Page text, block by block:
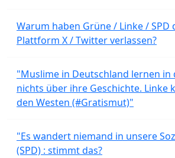
Warum haben Grüne / Linke / SPD
Plattform X / Twitter verlassen?
"Muslime in Deutschland lernen in
nichts über ihre Geschichte. Linke
den Westen (#Gratismut)"
"Es wandert niemand in unsere
(SPD) : stimmt das?